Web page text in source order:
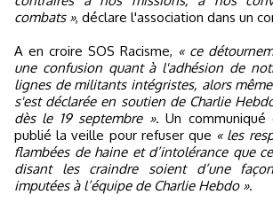
combats », déclare l'association dans un
A en croire SOS Racisme, « ce
une confusion quant à l'adhésion de
lignes de militants intégristes, alors
s'est déclarée en soutien de Charlie
dès le 19 septembre ». Un
publié la veille pour refuser que « les
flambées de haine et d’intolérance que
disant les craindre soient d’une
imputées à l’équipe de Charlie Hebdo ».